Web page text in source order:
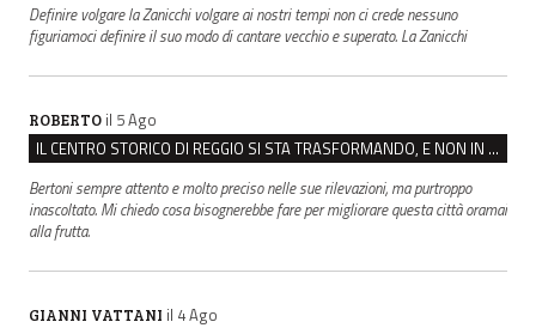
Definire volgare la Zanicchi volgare ai nostri tempi non ci crede nessuno
figuriamoci definire il suo modo di cantare vecchio e superato. La Zanicchi
ROBERTO il 5 Ago
IL CENTRO STORICO DI REGGIO SI STA TRASFORMANDO, E NON IN MEGLIO
Bertoni sempre attento e molto preciso nelle sue rilevazioni, ma purtroppo
inascoltato. Mi chiedo cosa bisognerebbe fare per migliorare questa città oramai
alla frutta.
GIANNI VATTANI il 4 Ago